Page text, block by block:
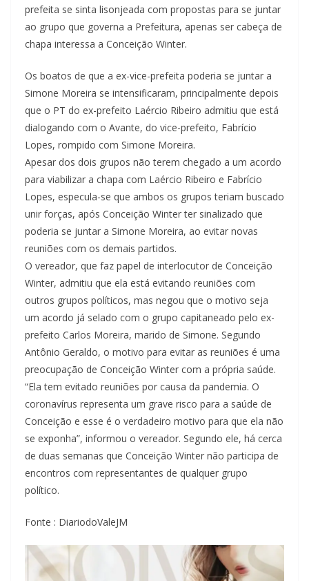
prefeita se sinta lisonjeada com propostas para se juntar
ao grupo que governa a Prefeitura, apenas ser cabeça de
chapa interessa a Conceição Winter.
Os boatos de que a ex-vice-prefeita poderia se juntar a
Simone Moreira se intensificaram, principalmente depois
que o PT do ex-prefeito Laércio Ribeiro admitiu que está
dialogando com o Avante, do vice-prefeito, Fabrício
Lopes, rompido com Simone Moreira.
Apesar dos dois grupos não terem chegado a um acordo
para viabilizar a chapa com Laércio Ribeiro e Fabrício
Lopes, especula-se que ambos os grupos teriam buscado
unir forças, após Conceição Winter ter sinalizado que
poderia se juntar a Simone Moreira, ao evitar novas
reuniões com os demais partidos.
O vereador, que faz papel de interlocutor de Conceição
Winter, admitiu que ela está evitando reuniões com
outros grupos políticos, mas negou que o motivo seja
um acordo já selado com o grupo capitaneado pelo ex-
prefeito Carlos Moreira, marido de Simone. Segundo
Antônio Geraldo, o motivo para evitar as reuniões é uma
preocupação de Conceição Winter com a própria saúde.
“Ela tem evitado reuniões por causa da pandemia. O
coronavírus representa um grave risco para a saúde de
Conceição e esse é o verdadeiro motivo para que ela não
se exponha”, informou o vereador. Segundo ele, há cerca
de duas semanas que Conceição Winter não participa de
encontros com representantes de qualquer grupo
político.
Fonte : DiariodoValeJM